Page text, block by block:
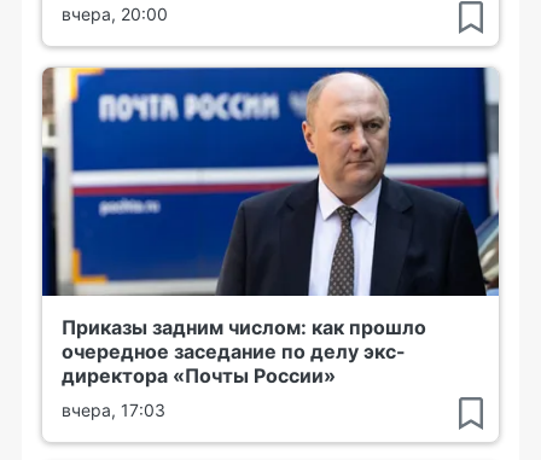
вчера, 20:00
Приказы задним числом: как прошло
очередное заседание по делу экс-
директора «Почты России»
вчера, 17:03